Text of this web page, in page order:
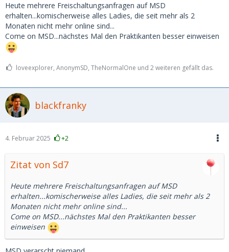
Heute mehrere Freischaltungsanfragen auf MSD
erhalten...komischerweise alles Ladies, die seit mehr als 2
Monaten nicht mehr online sind...
Come on MSD...nächstes Mal den Praktikanten besser einweisen
loveexplorer, AnonymSD, TheNormalOne und 2 weiteren gefällt das.
blackfranky
4. Februar 2025 +2
Zitat von Sd7
Heute mehrere Freischaltungsanfragen auf MSD
erhalten...komischerweise alles Ladies, die seit mehr als 2
Monaten nicht mehr online sind...
Come on MSD...nächstes Mal den Praktikanten besser
einweisen